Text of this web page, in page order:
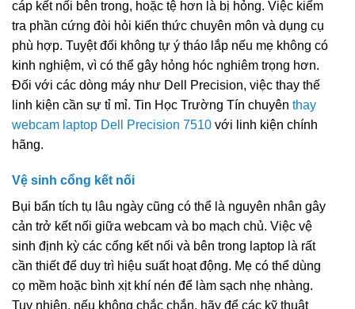
cáp kết nối bên trong, hoặc tệ hơn là bị hỏng. Việc kiểm
tra phần cứng đòi hỏi kiến thức chuyên môn và dụng cụ
phù hợp. Tuyệt đối không tự ý tháo lắp nếu mẹ không có
kinh nghiệm, vì có thể gây hỏng hóc nghiêm trọng hơn.
Đối với các dòng máy như Dell Precision, việc thay thế
linh kiện cần sự tỉ mỉ. Tin Học Trường Tín chuyên thay
webcam laptop Dell Precision 7510 với linh kiện chính
hãng.
Vệ sinh cổng kết nối
Bụi bẩn tích tụ lâu ngày cũng có thể là nguyên nhân gây
cản trở kết nối giữa webcam và bo mạch chủ. Việc vệ
sinh định kỳ các cổng kết nối và bên trong laptop là rất
cần thiết để duy trì hiệu suất hoạt động. Mẹ có thể dùng
cọ mềm hoặc bình xịt khí nén để làm sạch nhẹ nhàng.
Tuy nhiên, nếu không chắc chắn, hãy để các kỹ thuật